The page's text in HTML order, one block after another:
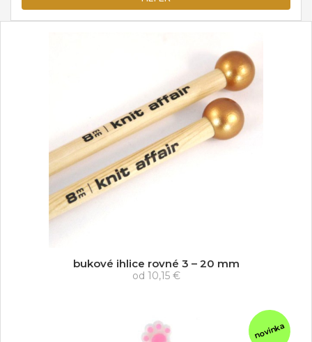
bukové ihlice rovné 3 – 20 mm
od 10,15 €
novinka